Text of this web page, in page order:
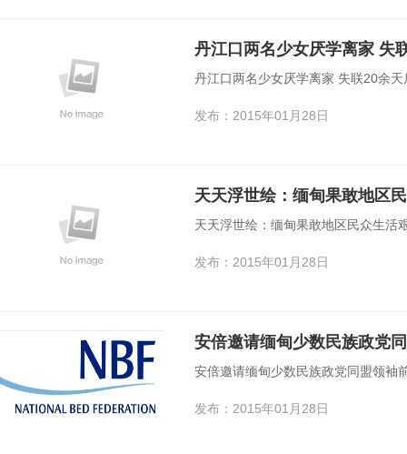
丹江口两名少女厌学离家 失
丹江口两名少女厌学离家 失联20余天
发布：2015年01月28日
天天浮世绘：缅甸果敢地区
天天浮世绘：缅甸果敢地区民众生活
发布：2015年01月28日
安倍邀请缅甸少数民族政党
安倍邀请缅甸少数民族政党同盟领袖
发布：2015年01月28日